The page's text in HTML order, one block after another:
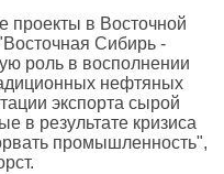
в Восточной
Сибирь -
роль в восполнении
нефтяных
экспорта сырой
в результате кризиса
промышленность",